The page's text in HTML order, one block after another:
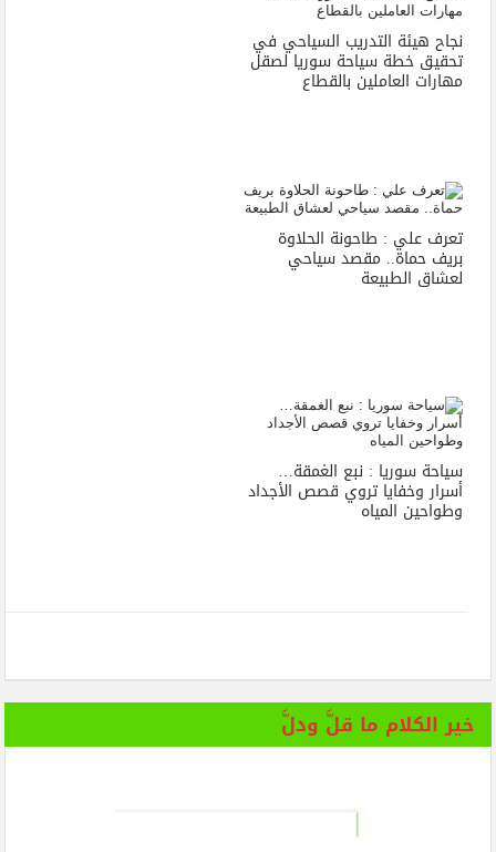
نجاح هيئة التدريب السياحي في
تحقيق خطة سياحة سوريا لصقل
مهارات العاملين بالقطاع
تعرف علي : طاحونة الحلاوة
بريف حماة.. مقصد سياحي
لعشاق الطبيعة
سياحة سوريا : نبع الغمقة…
أسرار وخفايا تروي قصص الأجداد
وطواحين المياه
خير الكلام ما قلَّ ودلَّ